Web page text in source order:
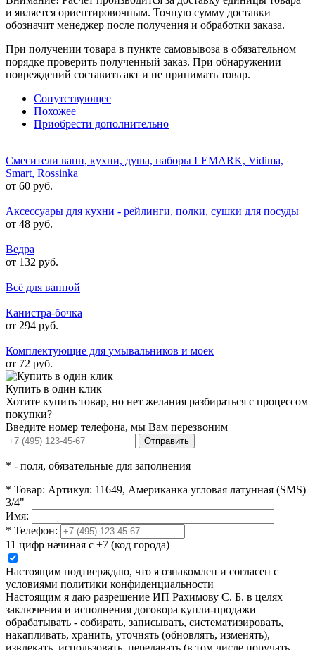
и является ориентировочным. Точную сумму доставки
обозначит менеджер после получения и обработки заказа.
При получении товара в пункте самовывоза в обязательном
порядке проверить полученный заказ. При обнаружении
повреждений составить акт и не принимать товар.
Сопутствующее
Похожее
Приобрести дополнительно
Смесители ванн, кухни, душа, наборы LEMARK, Vidima,
Smart, Rossinka
от 60 руб.
Аксессуары для кухни - рейлинги, полки, сушки для посуды
от 48 руб.
Ведра
от 132 руб.
Всё для ванной
Канистра-бочка
от 294 руб.
Комплектующие для умывальников и моек
от 72 руб.
Купить в один клик
Хотите купить товар, но нет желания разбираться с процессом
покупки?
Введите номер телефона, мы Вам перезвоним
Отправить
* - поля, обязательные для заполнения
* Товар: Артикул: 11649, Американка угловая латунная (SMS)
3/4"
Имя:
* Телефон:
11 цифр начиная с +7 (код города)
Настоящим подтверждаю, что я ознакомлен и согласен с
условиями политики конфиденциальности
Настоящим я даю разрешение ИП Рахимову С. Б. в целях
заключения и исполнения договора купли-продажи
обрабатывать - собирать, записывать, систематизировать,
накапливать, хранить, уточнять (обновлять, изменять),
извлекать, использовать, передавать (в том числе поручать